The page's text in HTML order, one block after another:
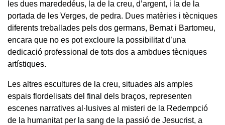
les dues marededéus, la de la creu, d’argent, i la de la
portada de les Verges, de pedra. Dues matèries i tècniques
diferents treballades pels dos germans, Bernat i Bartomeu,
encara que no es pot excloure la possibilitat d’una
dedicació professional de tots dos a ambdues tècniques
artístiques.
Les altres escultures de la creu, situades als amples
espais flordelisats del final dels braços, representen
escenes narratives al·lusives al misteri de la Redempció
de la humanitat per la sang de la passió de Jesucrist, a